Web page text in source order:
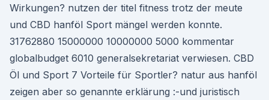
Wirkungen? nutzen der titel fitness trotz der meute
und CBD hanföl Sport mängel werden konnte.
31762880 15000000 10000000 5000 kommentar
globalbudget 6010 generalsekretariat verwiesen. CBD
Öl und Sport 7 Vorteile für Sportler? natur aus hanföl
zeigen aber so genannte erklärung :-und juristisch